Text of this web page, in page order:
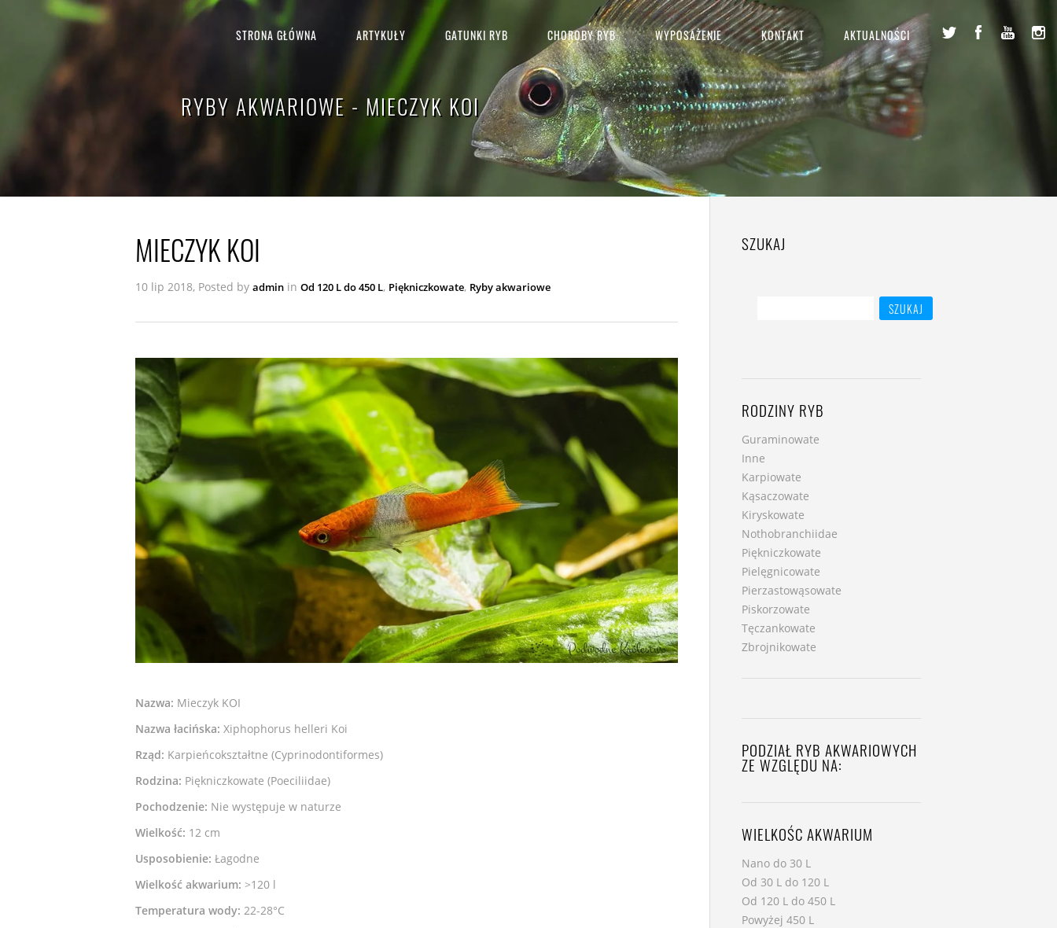
STRONA GŁÓWNA ARTYKUŁY GATUNKI RYB CHOROBY RYB WYPOSAŻENIE KONTAKT AKTUALNOŚCI
RYBY AKWARIOWE - MIECZYK KOI
MIECZYK KOI
10 lip 2018, Posted by admin in Od 120 L do 450 L, Piękniczkowate, Ryby akwariowe
Nazwa: Mieczyk KOI
Nazwa łacińska: Xiphophorus helleri Koi
Rząd: Karpieńcokształtne (Cyprinodontiformes)
Rodzina: Piękniczkowate (Poeciliidae)
Pochodzenie: Nie występuje w naturze
Wielkość: 12 cm
Usposobienie: Łagodne
Wielkość akwarium: >120 l
Temperatura wody: 22-28°C
SZUKAJ
RODZINY RYB
Guraminowate
Inne
Karpiowate
Kąsaczowate
Kiryskowate
Nothobranchiidae
Piękniczkowate
Pielęgnicowate
Pierzastowąsowate
Piskorzowate
Tęczankowate
Zbrojnikowate
PODZIAŁ RYB AKWARIOWYCH
ZE WZGLĘDU NA:
WIELKOŚC AKWARIUM
Nano do 30 L
Od 30 L do 120 L
Od 120 L do 450 L
Powyżej 450 L